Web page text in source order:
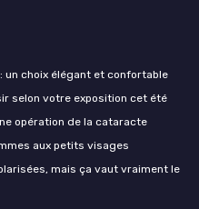
un choix élégant et confortable
selon votre exposition cet été
opération de la cataracte
aux petits visages
mais ça vaut vraiment le